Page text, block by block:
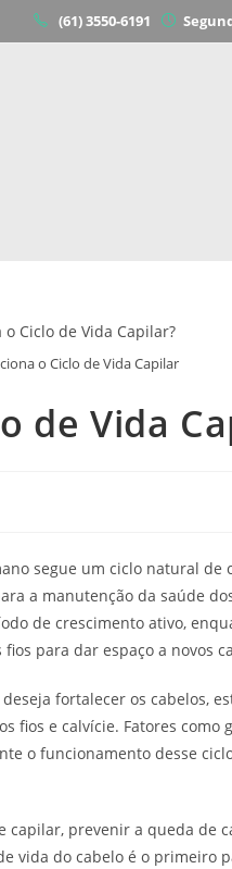
(61) 3550-6191
o Ciclo de Vida Capilar
de Vida
segue um ciclo natural de
a manutenção da saúde
de crescimento ativo,
para dar espaço a novos
fortalecer os cabelos,
fios e calvície. Fatores como
o funcionamento desse
capilar, prevenir a queda de
vida do cabelo é o primeiro